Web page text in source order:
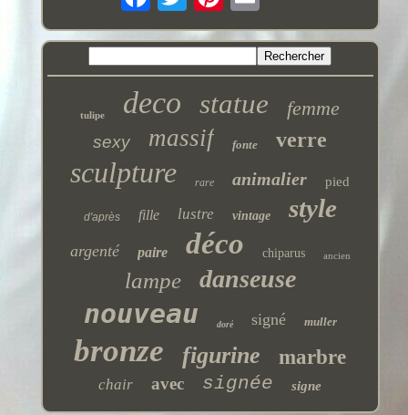
tulipe deco statue femme
sexy massif fonte verre
sculpture rare animalier pied
d'après fille lustre vintage style
argenté paire déco chiparus ancien
lampe danseuse
nouveau doré signé muller
bronze figurine marbre
chair avec signée signe